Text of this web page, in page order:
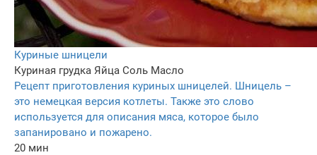
Куриные шницели
Куриная грудка Яйца Соль Масло
Рецепт приготовления куриных шницелей. Шницель –
это немецкая версия котлеты. Также это слово
используется для описания мяса, которое было
запанировано и пожарено.
20 мин